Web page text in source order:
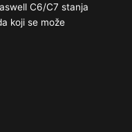
C6/​C7 stanja
koji se može